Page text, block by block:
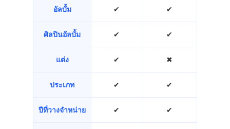
อัลบั้ม ✔︎ ✔︎
ศิลปินอัลบั้ม ✔︎ ✔︎
แต่ง ✔︎ ✖︎
ประเภท ✔︎ ✔︎
ปีที่วางจำหน่าย ✔︎ ✔︎